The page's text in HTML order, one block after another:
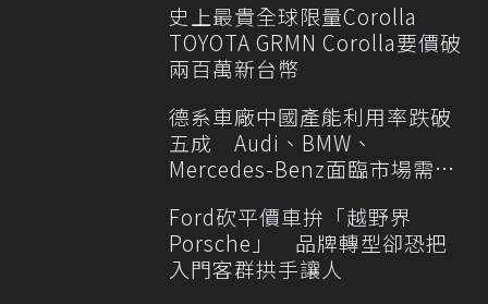
史上最貴全球限量Corolla
TOYOTA GRMN Corolla要價破
兩百萬新台幣
德系車廠中國產能利用率跌破
五成 Audi、BMW、
Mercedes-Benz面臨市場需求
Ford砍平價車拚「越野界
Porsche」 品牌轉型卻恐把
入門客群拱手讓人